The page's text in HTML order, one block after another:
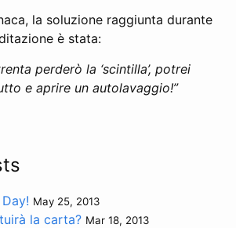
la soluzione raggiunta durante
è stata:
perderò la ‘scintilla’, potrei
e aprire un autolavaggio!”
May 25, 2013
la carta? Mar 18, 2013